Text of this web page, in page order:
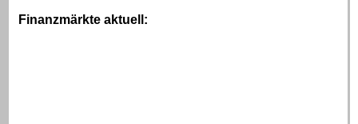
Finanzmärkte aktuell :